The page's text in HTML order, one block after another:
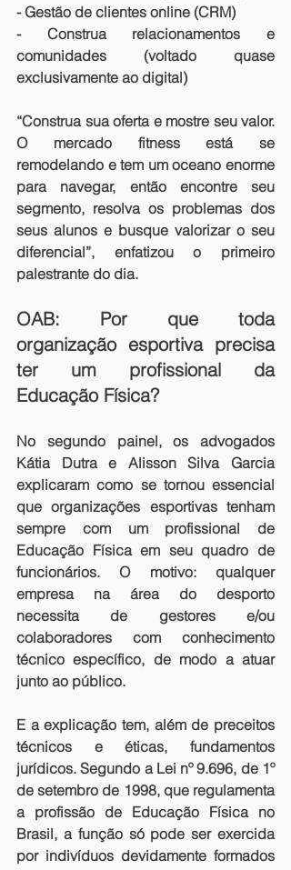
- Gestão de clientes online (CRM)
- Construa relacionamentos e
comunidades (voltado quase
exclusivamente ao digital)
“Construa sua oferta e mostre seu valor.
O mercado fitness está se
remodelando e tem um oceano enorme
para navegar, então encontre seu
segmento, resolva os problemas dos
seus alunos e busque valorizar o seu
diferencial”, enfatizou o primeiro
palestrante do dia.
OAB: Por que toda
organização esportiva precisa
ter um profissional da
Educação Física?
No segundo painel, os advogados
Kátia Dutra e Alisson Silva Garcia
explicaram como se tornou essencial
que organizações esportivas tenham
sempre com um profissional de
Educação Física em seu quadro de
funcionários. O motivo: qualquer
empresa na área do desporto
necessita de gestores e/ou
colaboradores com conhecimento
técnico específico, de modo a atuar
junto ao público.
E a explicação tem, além de preceitos
técnicos e éticas, fundamentos
jurídicos. Segundo a Lei nº 9.696, de 1º
de setembro de 1998, que regulamenta
a profissão de Educação Física no
Brasil, a função só pode ser exercida
por indivíduos devidamente formados